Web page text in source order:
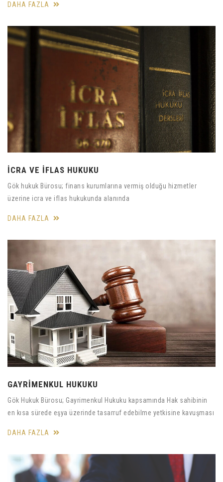
DAHA FAZLA
İCRA VE İFLAS HUKUKU
Gök hukuk Bürosu; finans kurumlarına vermiş olduğu hizmetler
üzerine icra ve iflas hukukunda alanında
DAHA FAZLA
GAYRİMENKUL HUKUKU
Gök Hukuk Bürosu; Gayrimenkul Hukuku kapsamında Hak sahibinin
en kısa sürede eşya üzerinde tasarruf edebilme yetkisine kavuşması
DAHA FAZLA